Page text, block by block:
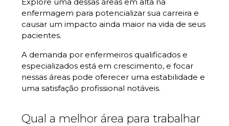
enfermagem para potencializar sua carreira e
causar um impacto ainda maior na vida de seus
pacientes.
A demanda por enfermeiros qualificados e
especializados está em crescimento, e focar
nessas áreas pode oferecer uma estabilidade e
uma satisfação profissional notáveis.
Qual a melhor área para trabalhar